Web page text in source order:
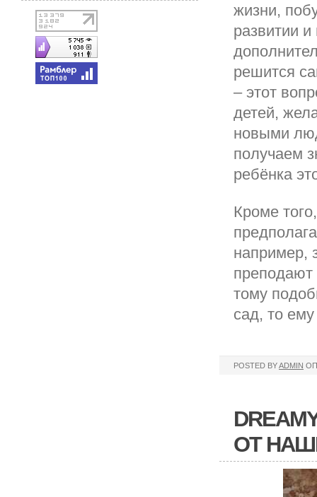
жизни,
развитии
решится
– этот
детей,
новыми
получаем
ребёнка
Кроме
например,
преподают
тому
сад, то
POSTED BYADMIN
ОТ